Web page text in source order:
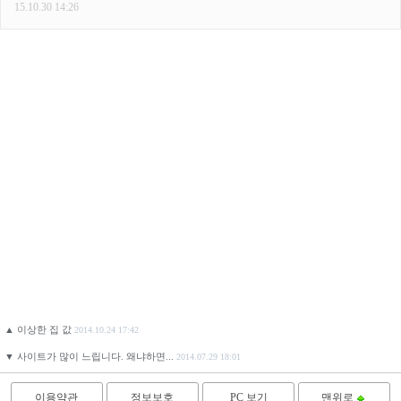
▲ 이상한 집 값 2014.10.24 17:42
▼ 사이트가 많이 느립니다. 왜냐하면... 2014.07.29 18:01
이용약관 정보보호 PC 보기 맨위로